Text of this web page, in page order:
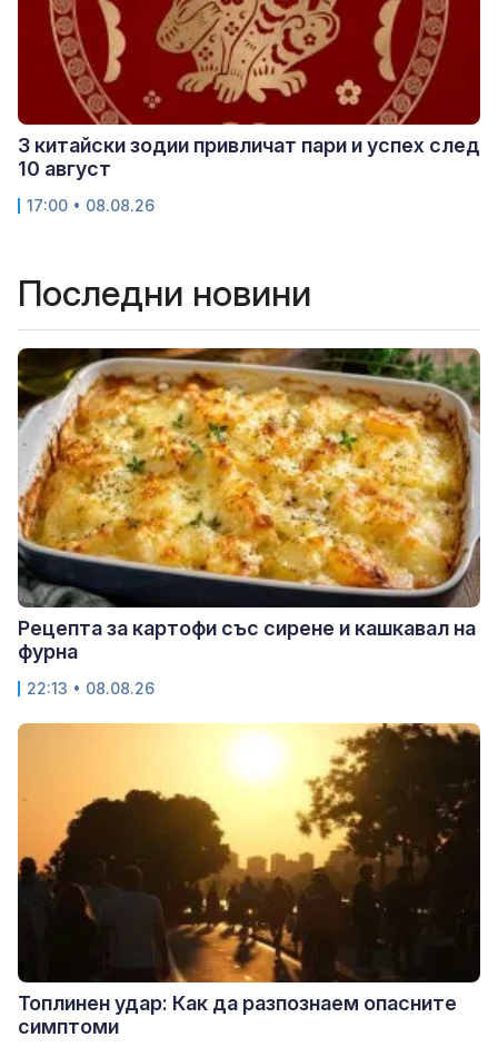
3 китайски зодии привличат пари и успех след
10 август
17:00 • 08.08.26
Последни новини
Рецепта за картофи със сирене и кашкавал на
фурна
22:13 • 08.08.26
Топлинен удар: Как да разпознаем опасните
симптоми